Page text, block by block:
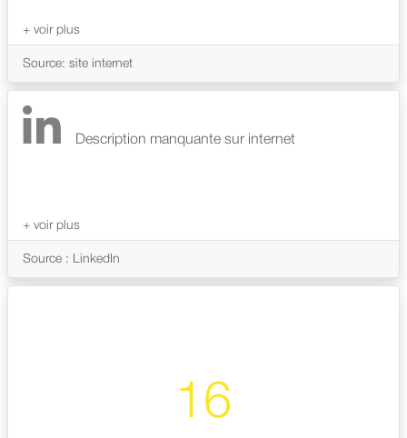
Source: site internet
Description manquante sur internet
Source : LinkedIn
16